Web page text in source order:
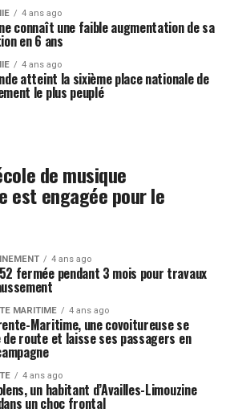
4 ans ago
connaît une faible augmentation de sa
en 6 ans
4 ans ago
atteint la sixième place nationale de
le plus peuplé
de musique
est engagée pour le
4 ans ago
fermée pendant 3 mois pour travaux
MARITIME 4 ans ago
Maritime, une covoitureuse se
route et laisse ses passagers en
4 ans ago
un habitant d’Availles-Limouzine
un choc frontal